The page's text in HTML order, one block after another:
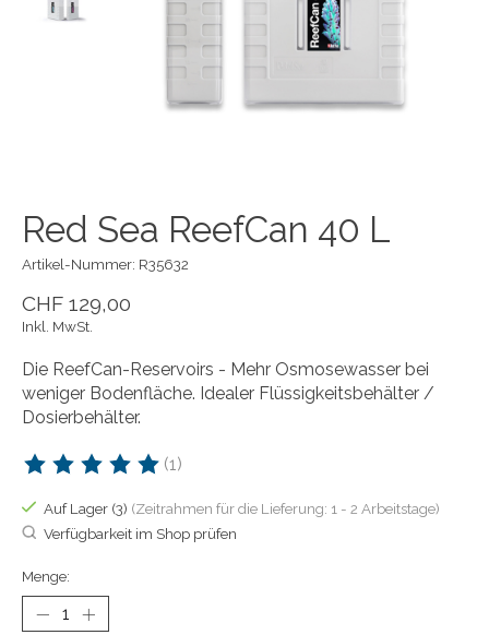
Red Sea ReefCan 40 L
Artikel-Nummer: R35632
CHF 129,00
Inkl. MwSt.
Die ReefCan-Reservoirs - Mehr Osmosewasser bei
weniger Bodenfläche. Idealer Flüssigkeitsbehälter /
Dosierbehälter.
Die Bewertung dieses Produkts ist
(1)
Auf Lager (3) (Zeitrahmen für die Lieferung: 1 - 2 Arbeitstage)
Verfügbarkeit im Shop prüfen
Menge: